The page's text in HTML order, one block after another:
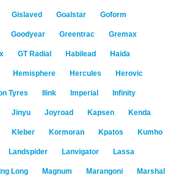
Gislaved Goalstar Goform
Goodyear Greentrac Gremax
GT Radial Habilead Haida
Hemisphere Hercules Herovic
Tyres Ilink Imperial Infinity
Jinyu Joyroad Kapsen Kenda
Kleber Kormoran Kpatos Kumho
Landspider Lanvigator Lassa
Long Magnum Marangoni Marshal